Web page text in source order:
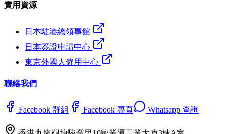
實用資源
日本駐港總領事館
日本簽證申請中心
東京外國人僱用中心
聯絡我們
Facebook 群組 Facebook 專頁 Whatsapp 查詢